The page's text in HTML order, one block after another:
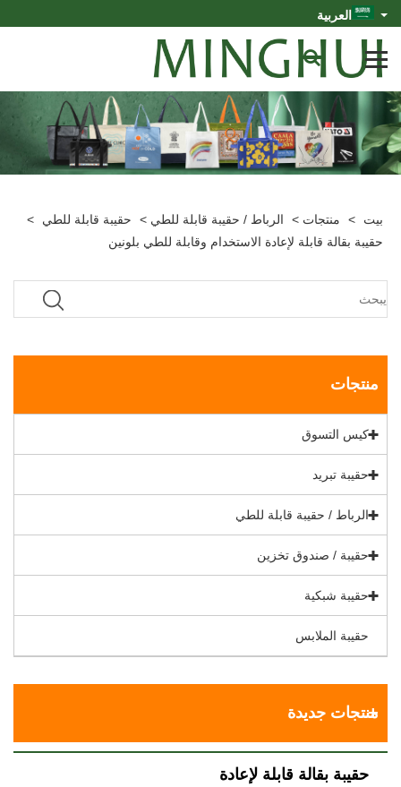
العربية
بيت > منتجات > الرباط / حقيبة قابلة للطي > حقيبة قابلة للطي
>
حقيبة بقالة قابلة لإعادة الاستخدام وقابلة للطي بلونين
منتجات
كيس التسوق
حقيبة تبريد
الرباط / حقيبة قابلة للطي
حقيبة / صندوق تخزين
حقيبة شبكية
حقيبة الملابس
منتجات جديدة
حقيبة بقالة قابلة لإعادة